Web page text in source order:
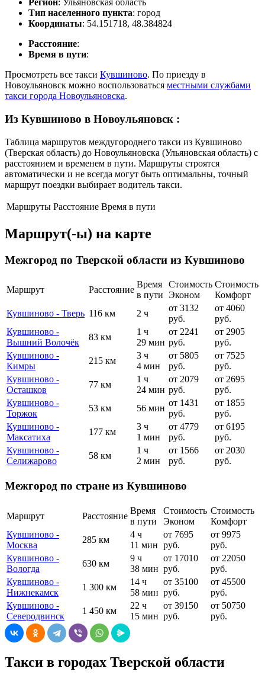
Регион: Ульяновская область
Тип населенного пункта: город
Координаты: 54.151718, 48.384824
Расстояние:
Время в пути:
Просмотреть все такси Кувшиново. По приезду в
Новоульяновск можно воспользоваться местными службами
такси города Новоульяновска.
Из Кувшиново в Новоульяновск :
Таблица маршрутов междугороднего такси из Кувшиново
(Тверская область) до Новоульяновска (Ульяновская область) с
расстоянием и временем в пути. Маршруты строятся
автоматически и не всегда могут быть оптимальны, точный
маршрут поездки выбирает водитель такси.
Маршруты Расстояние Время в пути
Маршрут(-ы) на карте
Межгород по Тверской области из Кувшиново
Маршрут Расстояние
Время
в пути
Стоимость
Эконом
Стоимость
Комфорт
Кувшиново - Тверь 116 км 2 ч
от 3132
руб.
от 4060
руб.
Кувшиново -
Вышний Волочёк
83 км
1 ч
29 мин
от 2241
руб.
от 2905
руб.
Кувшиново -
Кимры
215 км
3 ч
4 мин
от 5805
руб.
от 7525
руб.
Кувшиново -
Осташков
77 км
1 ч
24 мин
от 2079
руб.
от 2695
руб.
Кувшиново -
Торжок
53 км 56 мин
от 1431
руб.
от 1855
руб.
Кувшиново -
Максатиха
177 км
3 ч
1 мин
от 4779
руб.
от 6195
руб.
Кувшиново -
Селижарово
58 км
1 ч
2 мин
от 1566
руб.
от 2030
руб.
Межгород по стране из Кувшиново
Маршрут Расстояние
Время
в пути
Стоимость
Эконом
Стоимость
Комфорт
Кувшиново -
Москва
285 км
4 ч
11 мин
от 7695
руб.
от 9975
руб.
Кувшиново -
Вологда
630 км
9 ч
38 мин
от 17010
руб.
от 22050
руб.
Кувшиново -
Нижнекамск
1 300 км
14 ч
58 мин
от 35100
руб.
от 45500
руб.
Кувшиново -
Северодвинск
1 450 км
22 ч
15 мин
от 39150
руб.
от 50750
руб.
Такси в городах Тверской области